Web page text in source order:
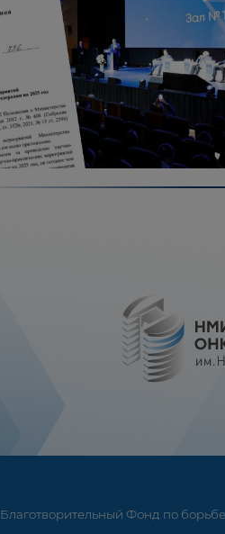
Благотворительный Фонд по